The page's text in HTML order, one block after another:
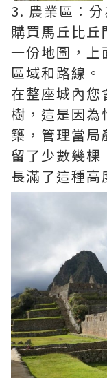
3. 農業區：分
購買馬丘比丘
一份地圖，上
區域和路線。
在整座城內
樹，這是因為
築，管理當局
留了少數幾
長滿了這種高